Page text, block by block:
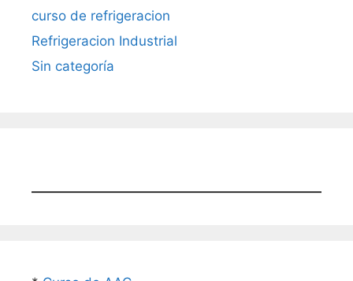
curso de refrigeracion
Refrigeracion Industrial
Sin categoría